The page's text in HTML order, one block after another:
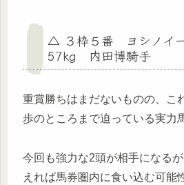
△ ３枠５番 ヨシノイ
57kg 内田博騎手
重賞勝ちはまだないものの、こ
歩のところまで迫っている実力
今回も強力な2頭が相手になる
えれば馬券圏内に食い込む可能